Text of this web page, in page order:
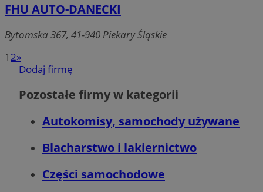
FHU AUTO-DANECKI
Bytomska 367, 41-940 Piekary Śląskie
1 2»
Dodaj firmę
Pozostałe firmy w kategorii
Autokomisy, samochody używane
Blacharstwo i lakiernictwo
Części samochodowe